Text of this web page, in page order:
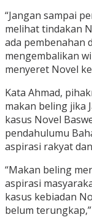
“Jangan sampai
melihat tindakan
ada pembenahan
mengembalikan
menyeret Novel
Kata Ahmad,
makan beling jika
kasus Novel
pendahulumu
aspirasi rakyat
“Makan beling
aspirasi
kasus kebiadan
belum